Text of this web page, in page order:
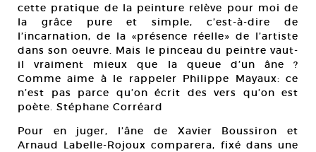
cette pratique de la peinture relève pour moi de
la grâce pure et simple, c’est-à-dire de
l’incarnation, de la «présence réelle» de l’artiste
dans son oeuvre. Mais le pinceau du peintre vaut-
il vraiment mieux que la queue d’un âne ?
Comme aime à le rappeler Philippe Mayaux: ce
n’est pas parce qu’on écrit des vers qu’on est
poète. Stéphane Corréard
Pour en juger, l’âne de Xavier Boussiron et
Arnaud Labelle-Rojoux comparera, fixé dans une